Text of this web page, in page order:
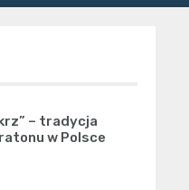
– tradycja
w Polsce